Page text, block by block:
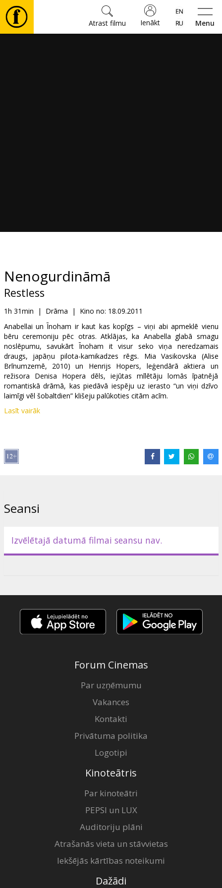
Menu
Ienākt
Atrast filmu
B2B
Kino
Klubs
Nenogurdināmā
Restless
1h 31min | Drāma | Kino no: 18.09.2011
Anabellai un Īnoham ir kaut kas kopīgs – viņi abi apmeklē vienu
bēru ceremoniju pēc otras. Atklājas, ka Anabella glabā smagu
noslēpumu, savukārt Īnoham it visur seko viņa neredzamais
draugs, japāņu pilota-kamikadzes rēgs. Mia Vasikovska (Alise
Brīnumzemē, 2010) un Henrijs Hopers, leģendārā aktiera un
režisora Denisa Hopera dēls, iejūtas mīlētāju lomās īpatnējā
romantiskā drāmā, kas piedāvā iespēju uz ierasto “un viņi dzīvo
laimīgi vēl šobaltdien” klišeju palūkoties citām acīm.
Lomās: Mia Wasikowska, Henry Hopper, Elizabeth Cotton, Ryo
Filma oriģinālvalodā ar latviešu subtitriem.
Lasīt vairāk
Seansi
Izvēlētajā datumā filmai seansu nav.
Forum Cinemas
Par uzņēmumu
Vakances
Kontakti
Privātuma politika
Logotipi
Kinoteātris
Par kinoteātri
PEPSI un LUX
Auditoriju plāni
Atrašanās vieta un stāvvietas
Iekšējās kārtības noteikumi
Dažādi